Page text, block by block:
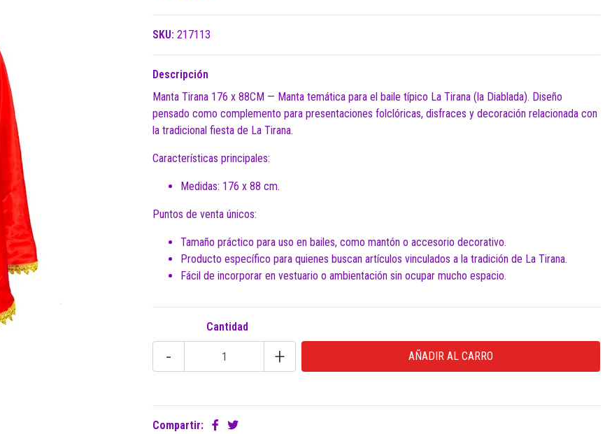
SKU: 217113
Descripción
Manta Tirana 176 x 88CM — Manta temática para el baile típico La Tirana (la Diablada). Diseño
pensado como complemento para presentaciones folclóricas, disfraces y decoración relacionada con
la tradicional fiesta de La Tirana.
Características principales:
Medidas: 176 x 88 cm.
Puntos de venta únicos:
Tamaño práctico para uso en bailes, como mantón o accesorio decorativo.
Producto específico para quienes buscan artículos vinculados a la tradición de La Tirana.
Fácil de incorporar en vestuario o ambientación sin ocupar mucho espacio.
Cantidad
- +
Compartir: